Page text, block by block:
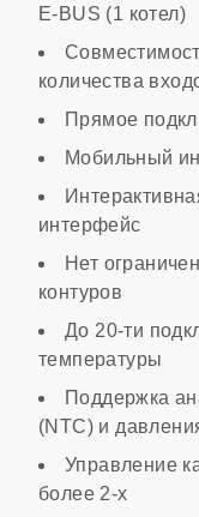
E-BUS (1 котел)
количества
Прямое
Мобильный
интерфейс
Нет
контуров
До 20-ти
температуры
Поддержка
(NTC) и
Управление
более 2-х